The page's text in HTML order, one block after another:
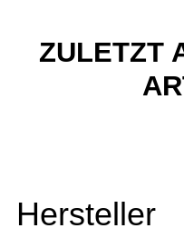
ZULETZT
Hersteller